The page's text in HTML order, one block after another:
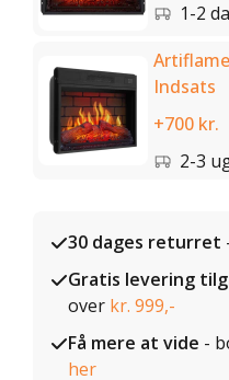
1-2
Indsats
+700 kr.
2-3
30 dages returret
Gratis levering
over kr. 999,-
Få mere at vide -
her